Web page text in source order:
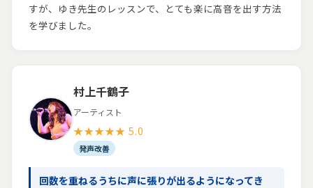
すが、ゆき先生のレッスンで、とても楽に高音を出す方法
を学びました。
村上千鶴子
アーティスト
★★★★★ 5.0
発声改善
回数を重ねるうちに声に張りが出るようになってき